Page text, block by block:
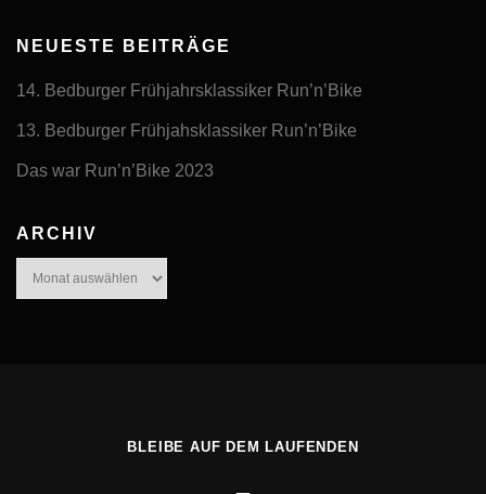
NEUESTE BEITRÄGE
14. Bedburger Frühjahrsklassiker Run’n’Bike
13. Bedburger Frühjahsklassiker Run’n’Bike
Das war Run’n’Bike 2023
ARCHIV
BLEIBE AUF DEM LAUFENDEN